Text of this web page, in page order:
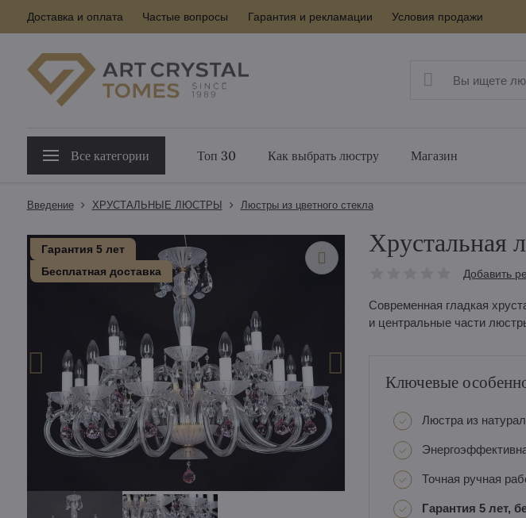
Доставка и оплата Частые вопросы Гарантия и рекламации Условия продажи
Все категории Топ 30 Как выбрать люстру Магазин
Введение ХРУСТАЛЬНЫЕ ЛЮСТРЫ Люстры из цветного стекла
Гарантия 5 лет
Бесплатная доставка
Хрустальная
Добавить
Современная гладкая
и центральные части
Ключевые
Люстра из
Точная ручная
Гарантия 5 лет,